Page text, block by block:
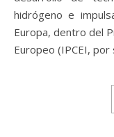
hidrógeno e
Europa, dentro del
Europeo (IPCEI, por